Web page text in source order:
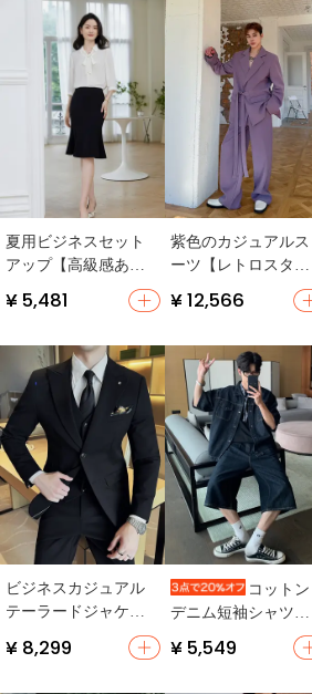
アップ対応）
（セットアップ対
夏用ビジネスセット
アップ【高級感ある
ゆったりしたシフォ
ンブラウス・面接対
ットアップ対応）
¥ 5,481
紫色のカジュアルス
ーツ【レトロスタイ
ル・ワイドパンツ・
高級感のあるデザイ
ケット】（セットア
ップ対応）
¥ 12,566
ビジネスカジュアル
テーラードジャケッ
ト・フォーマル・無
¥ 8,299
コットン
デニム短袖シャツと
ショートパンツ【夏
用・カジュアルファ
¥ 5,549